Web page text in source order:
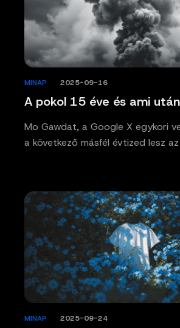
A pokol 15 éve és ami
MINAP 2025-09-16
Mo Gawdat, a Google X egykori
a következő másfél évtized lesz
MINAP 2025-09-24